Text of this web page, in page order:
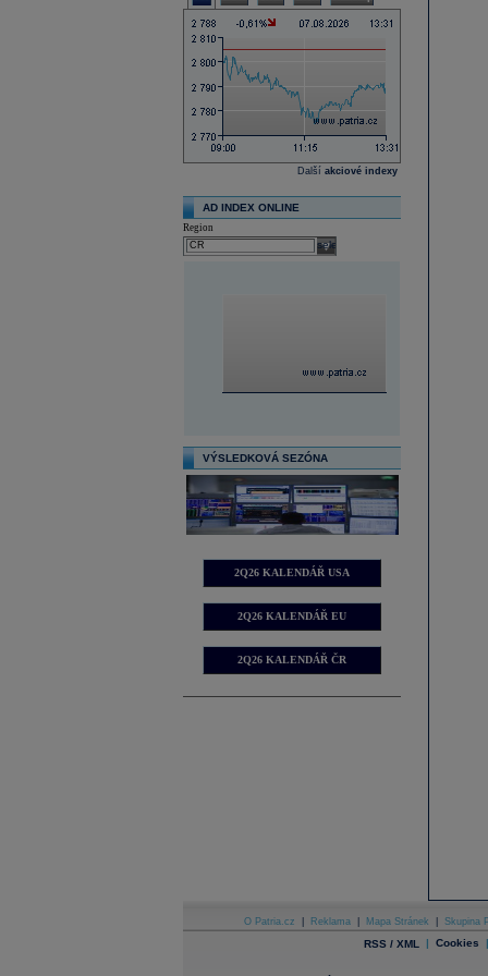
Další akciové indexy
AD INDEX ONLINE
Region
select
VÝSLEDKOVÁ SEZÓNA
2Q26 KALENDÁŘ USA
2Q26 KALENDÁŘ EU
2Q26 KALENDÁŘ ČR
O Patria.cz Reklama Mapa Stránek Skupina
RSS / XML | Cookies |